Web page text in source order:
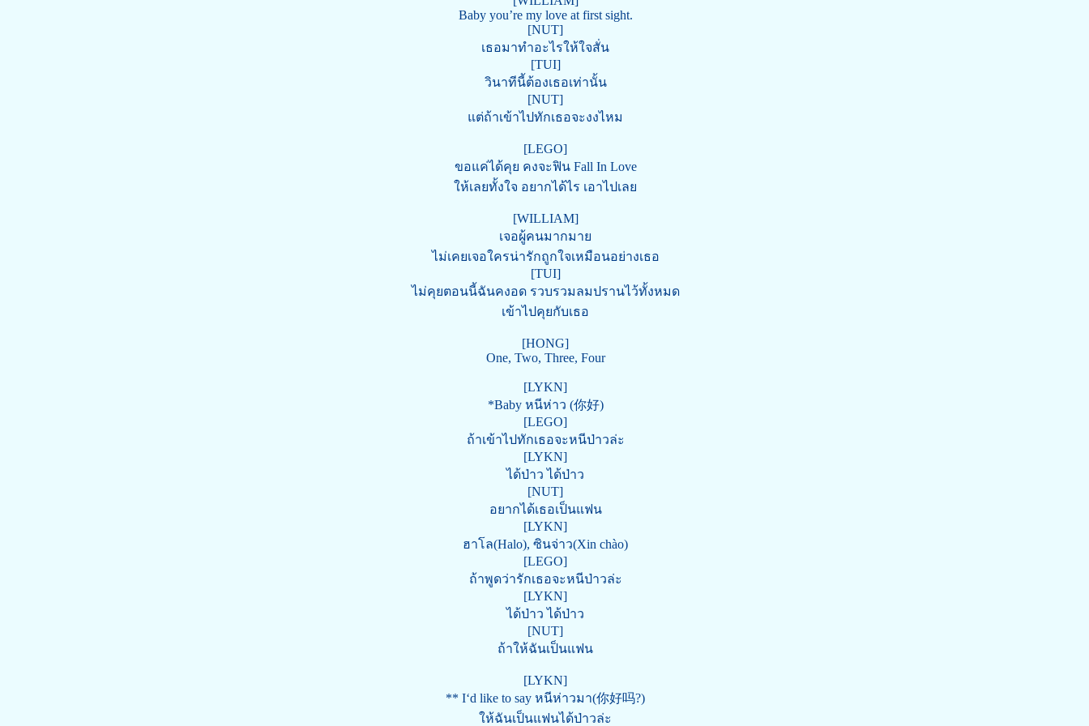
Baby you’re my love at first sight.
[NUT]
เธอมาทำอะไรให้ใจสั่น
[TUI]
วินาทีนี้ต้องเธอเท่านั้น
[NUT]
แต่ถ้าเข้าไปทักเธอจะงงไหม
[LEGO]
ขอแค่ได้คุย คงจะฟิน Fall In Love
ให้เลยทั้งใจ อยากได้ไร เอาไปเลย
[WILLIAM]
เจอผู้คนมากมาย
ไม่เคยเจอใครน่ารักถูกใจเหมือนอย่างเธอ
[TUI]
ไม่คุยตอนนี้ฉันคงอด รวบรวมลมปรานไว้ทั้งหมด
เข้าไปคุยกับเธอ
[HONG]
One, Two, Three, Four
[LYKN]
*Baby หนีห่าว (你好)
[LEGO]
ถ้าเข้าไปทักเธอจะหนีป่าวล่ะ
[LYKN]
ได้ป่าว ได้ป่าว
[NUT]
อยากได้เธอเป็นแฟน
[LYKN]
ฮาโล(Halo), ซินจ่าว(Xin chào)
[LEGO]
ถ้าพูดว่ารักเธอจะหนีป่าวล่ะ
[LYKN]
ได้ป่าว ได้ป่าว
[NUT]
ถ้าให้ฉันเป็นแฟน
[LYKN]
** I‘d like to say หนีห่าวมา(你好吗?)
ให้ฉันเป็นแฟนได้ป่าวล่ะ